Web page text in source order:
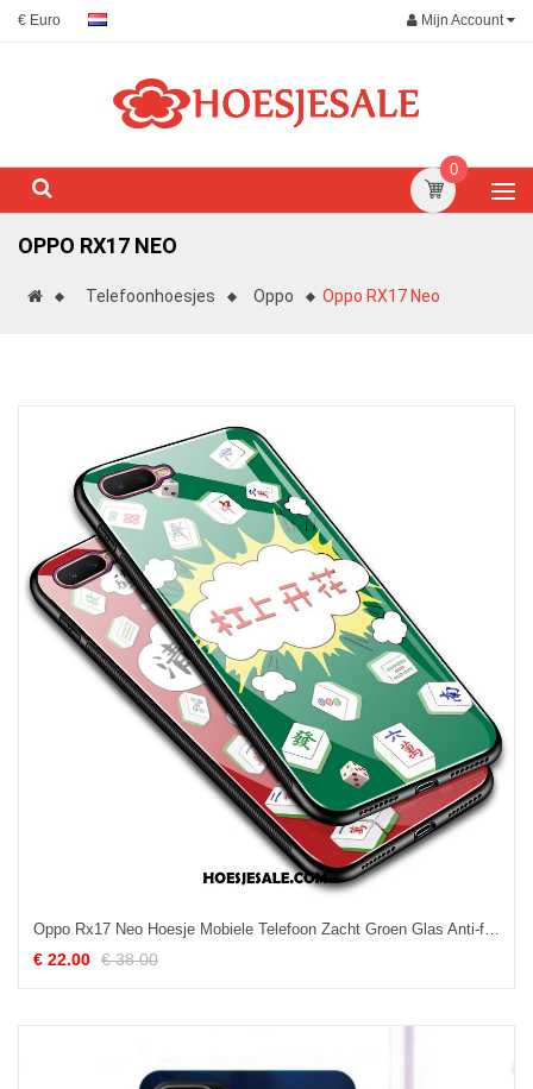
€ Euro Mijn Account
0
OPPO RX17 NEO
Telefoonhoesjes Oppo Oppo RX17 Neo
Oppo Rx17 Neo Hoesje Mobiele Telefoon Zacht Groen Glas Anti-fall Goedkoop
€ 22.00 € 38.00